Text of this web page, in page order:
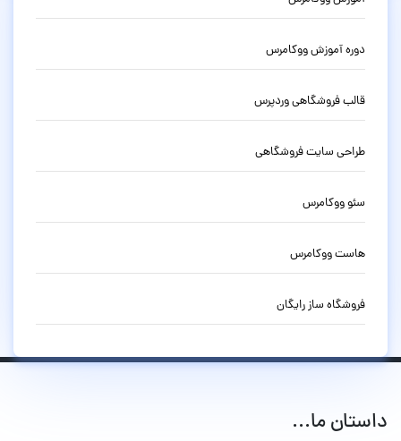
دوره آموزش ووکامرس
قالب فروشگاهی وردپرس
طراحی سایت فروشگاهی
سئو ووکامرس
هاست ووکامرس
فروشگاه ساز رایگان
داستان ما...